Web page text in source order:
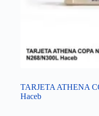
TARJETA ATHENA
Haceb